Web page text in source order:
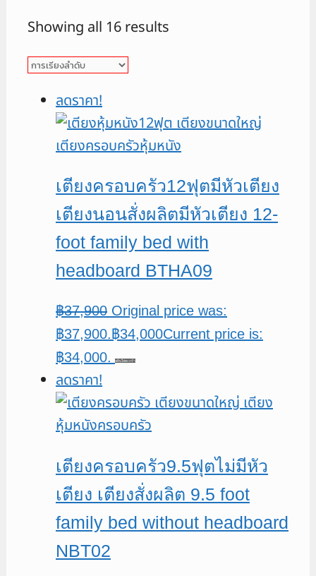
Showing all 16 results
ลดราคา!
เตียงครอบครัว12ฟุตมีหัวเตียง
เตียงนอนสั่งผลิตมีหัวเตียง 12-
foot family bed with
headboard BTHA09
฿37,900 Original price was:
฿37,900.฿34,000Current price is:
฿34,000.
หยิบใส่ตะกร้า
ลดราคา!
เตียงครอบครัว9.5ฟุตไม่มีหัว
เตียง เตียงสั่งผลิต 9.5 foot
family bed without headboard
NBT02